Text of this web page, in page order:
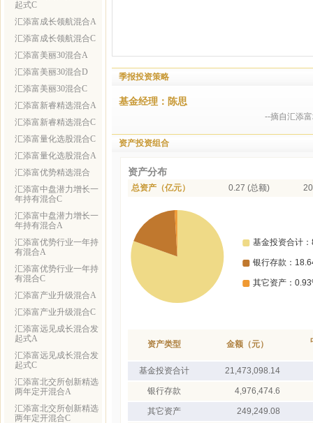
起式C
汇添富成长领航混合A
汇添富成长领航混合C
汇添富美丽30混合A
汇添富美丽30混合D
汇添富美丽30混合C
汇添富新睿精选混合A
汇添富新睿精选混合C
汇添富量化选股混合C
汇添富量化选股混合A
汇添富优势精选混合
汇添富中盘潜力增长一
年持有混合C
汇添富中盘潜力增长一
年持有混合A
汇添富优势行业一年持
有混合A
汇添富优势行业一年持
有混合C
汇添富产业升级混合A
汇添富产业升级混合C
汇添富远见成长混合发
起式A
汇添富远见成长混合发
起式C
汇添富北交所创新精选
两年定开混合A
汇添富北交所创新精选
两年定开混合C
季报投资策略
基金经理：陈思
--摘自汇添
资产投资组合
资产分布
总资产（亿元） 0.27 (总额)
资产类型 金额（元）
基金投资合计 21,473,098.14
银行存款 4,976,474.6
其它资产 249,249.08